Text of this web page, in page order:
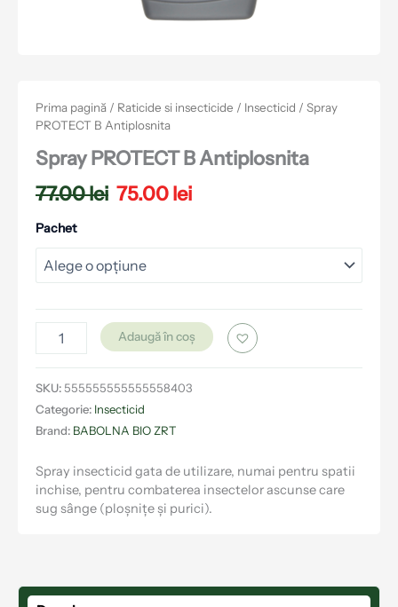
Prima pagină / Raticide si insecticide / Insecticid / Spray
PROTECT B Antiplosnita
Spray PROTECT B Antiplosnita
77.00lei 75.00lei
Spray insecticid gata de utilizare, numai pentru spatii
inchise, pentru combaterea insectelor ascunse care
sug sânge (ploșnițe și purici).
Pachet
Adaugă în coș
SKU:555555555555558403
Categorie: Insecticid
Brand: BABOLNA BIO ZRT